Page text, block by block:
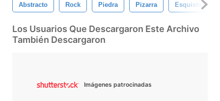
Abstracto Rock Piedra Pizarra Esquisto
Los Usuarios Que Descargaron Este Archivo
También Descargaron
Imágenes patrocinadas